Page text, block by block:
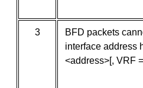
3
BFD packets
interface address
<address>[, VRF